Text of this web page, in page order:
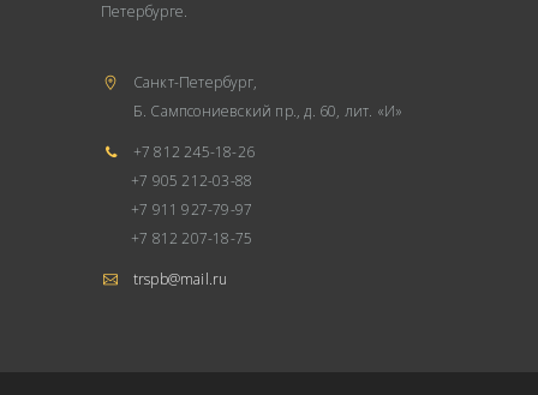
Петербурге.
Санкт-Петербург,
Б. Сампсониевский пр., д. 60, лит. «И»
+7 812 245-18-26
+7 905 212-03-88
+7 911 927-79-97
+7 812 207-18-75
trspb@mail.ru